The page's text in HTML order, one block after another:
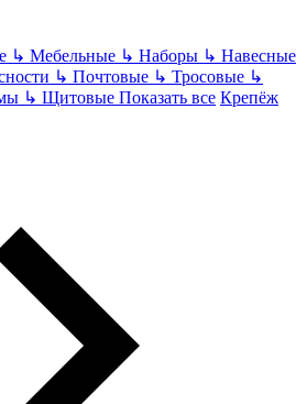
↳ Мебельные ↳ Наборы ↳ Навесные
↳ Почтовые ↳ Тросовые ↳
↳ Щитовые Показать все Крепёж